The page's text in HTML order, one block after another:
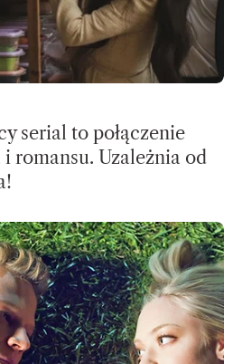
serial to połączenie
romansu. Uzależnia od